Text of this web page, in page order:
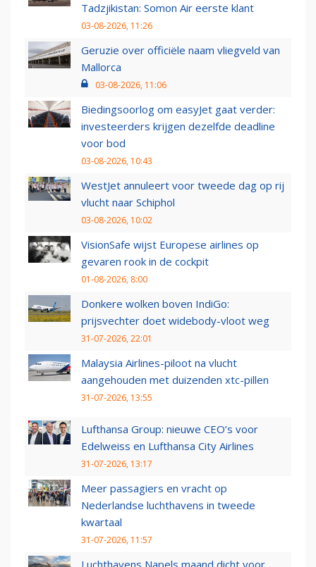
Tadzjikistan: Somon Air eerste klant
03-08-2026, 11:26
Geruzie over officiële naam vliegveld van
Mallorca
03-08-2026, 11:06
Biedingsoorlog om easyJet gaat verder:
investeerders krijgen dezelfde deadline
voor bod
03-08-2026, 10:43
WestJet annuleert voor tweede dag op rij
vlucht naar Schiphol
03-08-2026, 10:02
VisionSafe wijst Europese airlines op
gevaren rook in de cockpit
01-08-2026, 8:00
Donkere wolken boven IndiGo:
prijsvechter doet widebody-vloot weg
31-07-2026, 22:01
Malaysia Airlines-piloot na vlucht
aangehouden met duizenden xtc-pillen
31-07-2026, 13:55
Lufthansa Group: nieuwe CEO’s voor
Edelweiss en Lufthansa City Airlines
31-07-2026, 13:17
Meer passagiers en vracht op
Nederlandse luchthavens in tweede
kwartaal
31-07-2026, 11:57